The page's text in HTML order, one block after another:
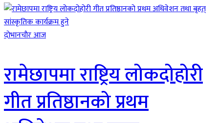
दाेभानचाैर आज
रामेछापमा राष्ट्रिय लोकदोहोरी
गीत प्रतिष्ठानको प्रथम